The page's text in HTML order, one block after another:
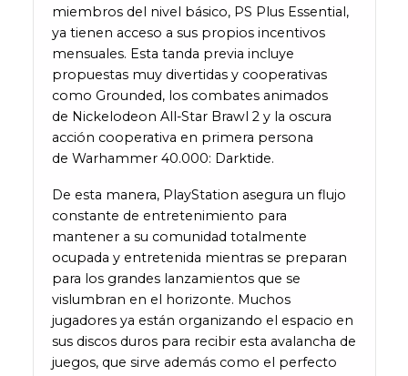
miembros del nivel básico, PS Plus Essential,
ya tienen acceso a sus propios incentivos
mensuales. Esta tanda previa incluye
propuestas muy divertidas y cooperativas
como Grounded, los combates animados
de Nickelodeon All-Star Brawl 2 y la oscura
acción cooperativa en primera persona
de Warhammer 40.000: Darktide.
De esta manera, PlayStation asegura un flujo
constante de entretenimiento para
mantener a su comunidad totalmente
ocupada y entretenida mientras se preparan
para los grandes lanzamientos que se
vislumbran en el horizonte. Muchos
jugadores ya están organizando el espacio en
sus discos duros para recibir esta avalancha de
juegos, que sirve además como el perfecto